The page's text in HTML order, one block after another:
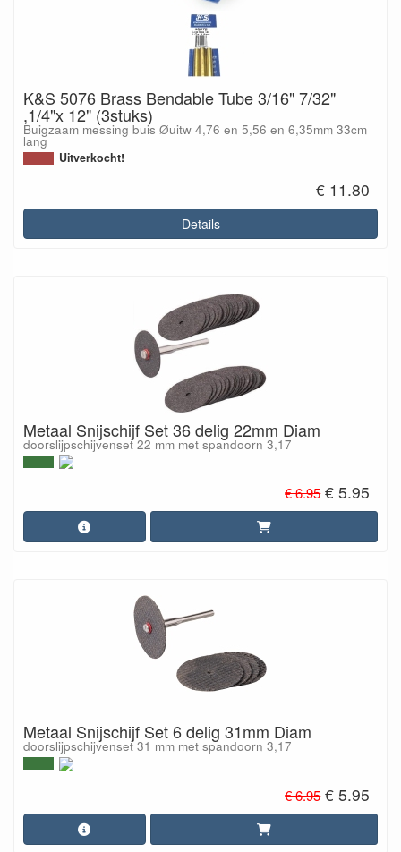
K&S 5076 Brass Bendable Tube 3/16" 7/32"
,1/4"x 12" (3stuks)
Buigzaam messing buis Øuitw 4,76 en 5,56 en 6,35mm 33cm
lang
Uitverkocht!
€ 11.80
Details
Metaal Snijschijf Set 36 delig 22mm Diam
doorslijpschijvenset 22 mm met spandoorn 3,17
€ 6.95 € 5.95
Metaal Snijschijf Set 6 delig 31mm Diam
doorslijpschijvenset 31 mm met spandoorn 3,17
€ 6.95 € 5.95